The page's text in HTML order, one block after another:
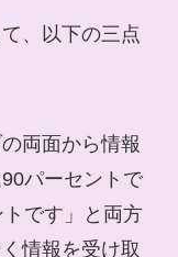
、以下の三点
両面から情報
パーセントで
です」と両方
情報を受け取